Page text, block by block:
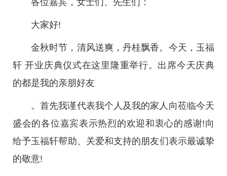
各位嘉宾，女士们、先生们：
大家好!
金秋时节，清风送爽，丹桂飘香。今天，玉福
轩 开业庆典仪式在这里隆重举行。出席今天庆典
的都是我的亲朋好友
。首先我谨代表我个人及我的家人向莅临今天
盛会的各位嘉宾表示热烈的欢迎和衷心的感谢!向
给予玉福轩帮助、关爱和支持的朋友们表示最诚挚
的敬意!